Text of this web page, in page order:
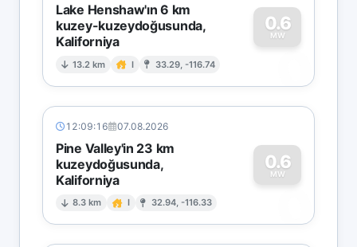
Lake Henshaw'ın 6 km
kuzey-kuzeydoğusunda,
Kaliforniya
13.2 km I 33.29, -116.74
0.6
MW
0
12:09:16 07.08.2026
Pine Valley'in 23 km
kuzeydoğusunda,
Kaliforniya
8.3 km I 32.94, -116.33
0.6
MW
0